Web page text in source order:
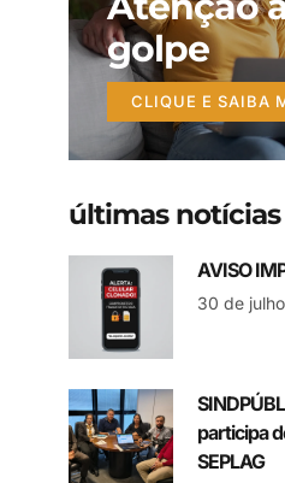
golpe
CLIQUE E SAIBA
últimas notícias
AVISO
30 de
participa
SEPLAG